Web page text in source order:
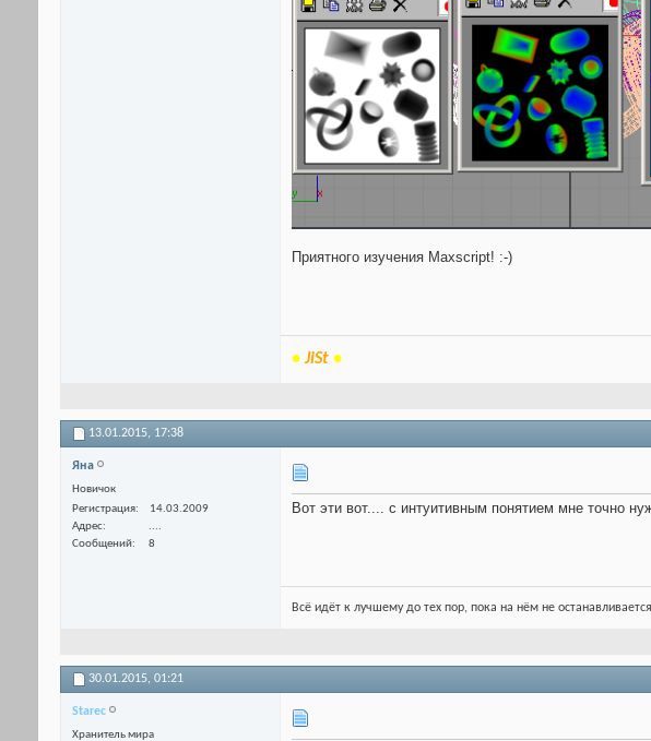
Приятного изучения Maxscript! :-)
•JiSt •
13.01.2015, 17:38
Яна
Новичок
Регистрация
14.03.2009
Адрес
....
Сообщений
8
Вот эти вот.... с интуитивным понятием мне точно
Всё идёт к лучшему до тех пор, пока на нём не
30.01.2015, 01:21
Starec
Хранитель мира